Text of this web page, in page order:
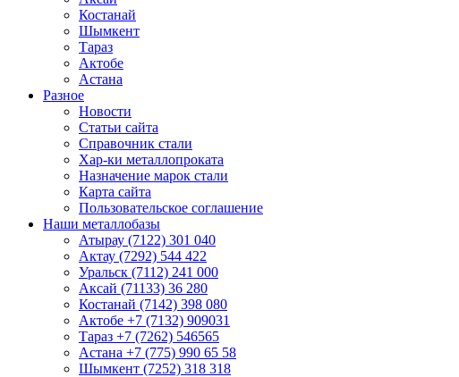
Костанай
Шымкент
Тараз
Актобе
Астана
Разное
Новости
Статьи сайта
Справочник стали
Хар-ки металлопроката
Назначение марок стали
Карта сайта
Пользовательское соглашение
Наши металлобазы
Атырау (7122) 301 040
Актау (7292) 544 422
Уральск (7112) 241 000
Аксай (71133) 36 280
Костанай (7142) 398 080
Актобе +7 (7132) 909031
Тараз +7 (7262) 546565
Астана +7 (775) 990 65 58
Шымкент (7252) 318 318